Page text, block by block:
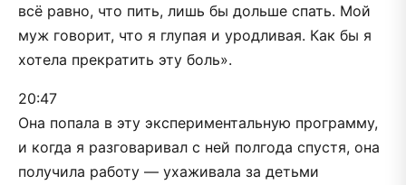
всё равно, что пить, лишь бы дольше спать. Мой
муж говорит, что я глупая и уродливая. Как бы я
хотела прекратить эту боль».
20:47
Она попала в эту экспериментальную программу,
и когда я разговаривал с ней полгода спустя, она
получила работу — ухаживала за детьми